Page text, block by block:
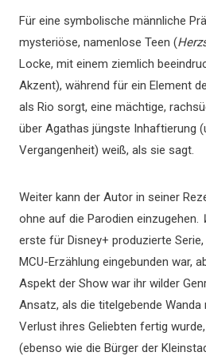
Für eine symbolische männliche
mysteriöse, namenlose Teen (
Locke, mit einem ziemlich
Akzent), während für ein Element
als Rio sorgt, eine mächtige,
über Agathas jüngste Inhaftierung
Vergangenheit) weiß, als sie sagt.
Weiter kann der Autor in seiner
ohne auf die Parodien einzugehen.
erste für Disney+ produzierte
MCU-Erzählung eingebunden war,
Aspekt der Show war ihr wilder
Ansatz, als die titelgebende Wanda
Verlust ihres Geliebten fertig
(ebenso wie die Bürger der